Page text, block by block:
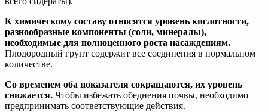
К химическому составу относятся уровень кислотности,
разнообразные компоненты (соли, минералы),
необходимые для полноценного роста насаждениям.
Плодородный грунт содержит все соединения в нормальном
количестве.
Со временем оба показателя сокращаются, их уровень
снижается. Чтобы избежать обеднения почвы, необходимо
предпринимать соответствующие действия.